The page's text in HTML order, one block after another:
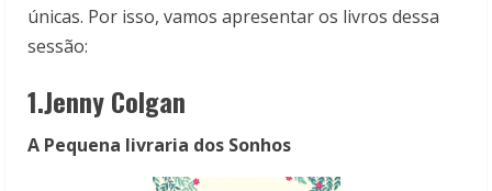
únicas. Por isso, vamos apresentar os livros dessa
sessão:
1.Jenny Colgan
A Pequena livraria dos Sonhos